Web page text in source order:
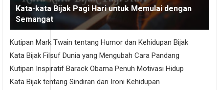
Kata-kata Bijak Pagi Hari untuk Memulai dengan
Semangat
Kutipan Mark Twain tentang Humor dan Kehidupan Bijak
Kata Bijak Filsuf Dunia yang Mengubah Cara Pandang
Kutipan Inspiratif Barack Obama Penuh Motivasi Hidup
Kata Bijak tentang Sindiran dan Ironi Kehidupan